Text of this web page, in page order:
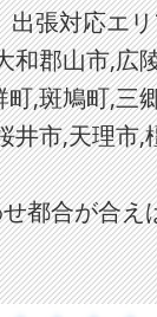
出張対応エ
和郡山市,広
,斑鳩町,三
井市,天理市,
都合が合え